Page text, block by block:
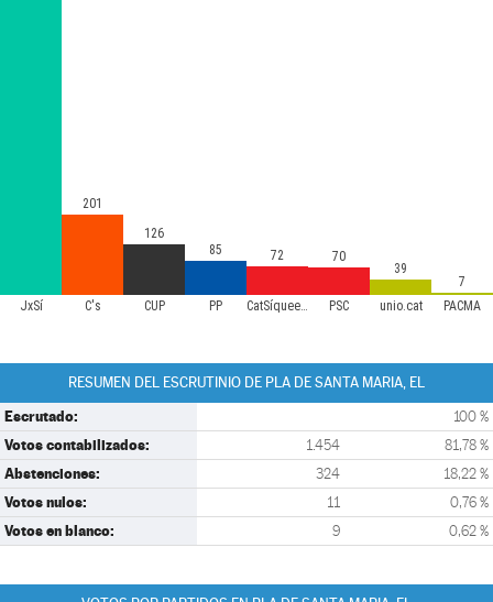
JxSí C's CUP PP CatSíqueesPot PSC unio.cat PACMA
201
126
85
72 70
39
7
RESUMEN DEL ESCRUTINIO DE PLA DE SANTA MARIA, EL
Escrutado: 100 %
Votos contabilizados: 1.454 81,78 %
Abstenciones: 324 18,22 %
Votos nulos: 11 0,76 %
Votos en blanco: 9 0,62 %